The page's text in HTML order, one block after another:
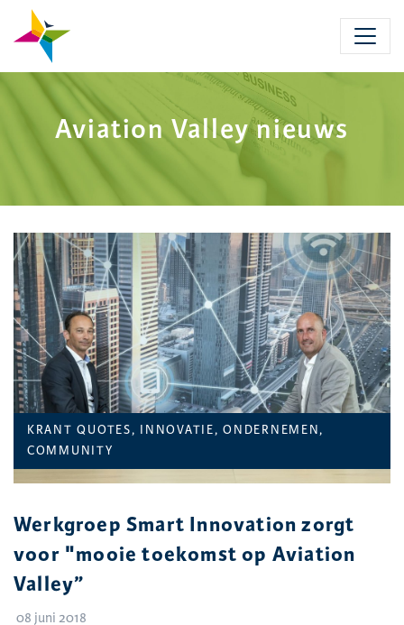
content
Aviation Valley nieuws
CATEGORIEËN:
KRANT QUOTES, INNOVATIE, ONDERNEMEN,
COMMUNITY
Werkgroep Smart Innovation zorgt
voor "mooie toekomst op Aviation
Valley”
08 juni 2018